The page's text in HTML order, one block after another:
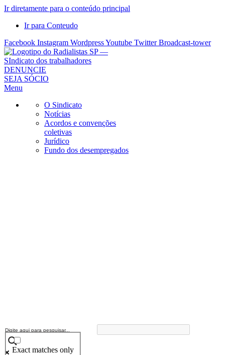
Ir diretamente para o conteúdo principal
Ir para Conteudo
Facebook Instagram WordpressYoutube Twitter Broadcast-tower
Sindicato
dos
Radialistas
Sindicato
DENUNCIE
SEJA SÓCIO
Menu
O Sindicato
Notícias
Acordos e convenções
coletivas
Jurídico
Fundo dos desempregados
Exact matches only